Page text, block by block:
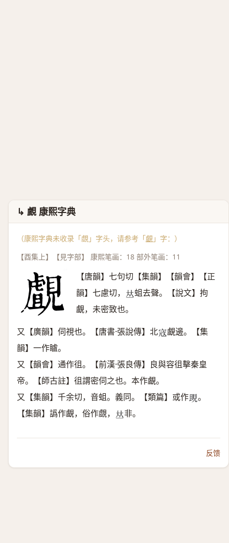
↳ 覰 康熙字典
（康熙字典未收录「覷」字头，请参考「覰 」字：）
【酉集上】【見字部】 康熙笔画：18 部外笔画：11
【唐韻】七句切【集韻】【韻會】【正
韻】七慮切， 𠀤蛆去聲。【說文】拘
覰，未密致也。
又【廣韻】伺視也。【唐書·張說傳】北𡨥 覰邊。【集
韻】一作䁦。
又【韻會】通作徂。【前漢·張良傳】良與容徂擊秦皇
帝。【師古註】徂謂密伺之也。本作覰。
又【集韻】千余切，音蛆。義同。【類篇】或作𧠢 。
【集韻】譌作覰，俗作覷， 𠀤非。
反馈